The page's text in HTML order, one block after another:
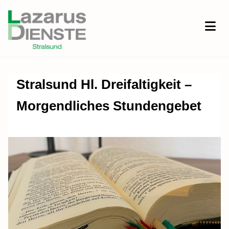
Stralsund Hl. Dreifaltigkeit –
Morgendliches Stundengebet